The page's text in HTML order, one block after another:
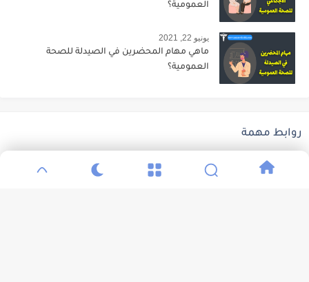
العمومية؟
يونيو 22, 2021
ماهي مهام المحضرين في الصيدلة للصحة
العمومية؟
روابط مهمة
الحساب الرسمي لوزارة الصحة على تويتر